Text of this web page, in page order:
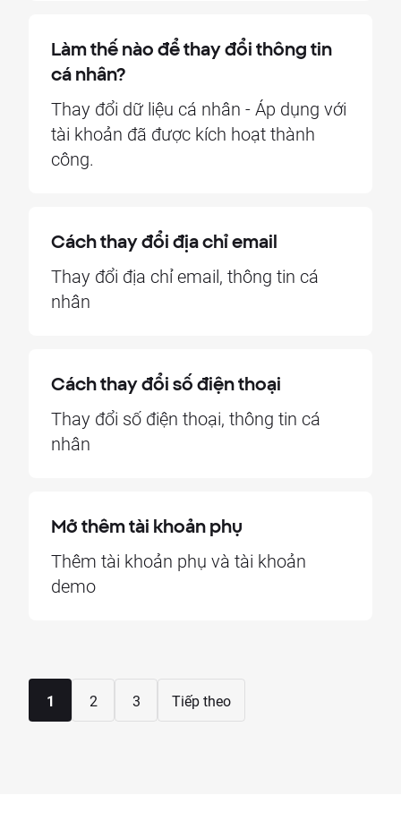
Làm thế nào để thay đổi thông tin
cá nhân?
Thay đổi dữ liệu cá nhân - Áp dụng với
tài khoản đã được kích hoạt thành
công.
Cách thay đổi địa chỉ email
Thay đổi địa chỉ email, thông tin cá
nhân
Cách thay đổi số điện thoại
Thay đổi số điện thoại, thông tin cá
nhân
Mở thêm tài khoản phụ
Thêm tài khoản phụ và tài khoản
demo
1 2 3 Tiếp theo